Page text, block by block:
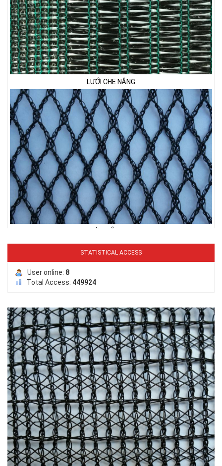
LƯỚI CHE NẮNG
LƯỚI CHẮN CHIM
LƯỚI PHƠI NÔNG SẢN
STATISTICAL ACCESS
User online: 8
Total Access: 449924